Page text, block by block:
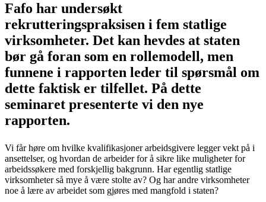
Fafo har undersøkt
rekrutteringspraksisen i fem statlige
virksomheter. Det kan hevdes at staten
bør gå foran som en rollemodell, men
funnene i rapporten leder til spørsmål om
dette faktisk er tilfellet. På dette
seminaret presenterte vi den nye
rapporten.
Vi får høre om hvilke kvalifikasjoner arbeidsgivere legger vekt på i
ansettelser, og hvordan de arbeider for å sikre like muligheter for
arbeidssøkere med forskjellig bakgrunn. Har egentlig statlige
virksomheter så mye å være stolte av? Og har andre virksomheter
noe å lære av arbeidet som gjøres med mangfold i staten?